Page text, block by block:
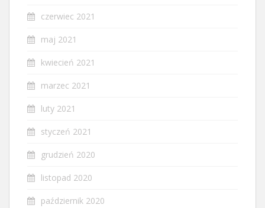
czerwiec 2021
maj 2021
kwiecień 2021
marzec 2021
luty 2021
styczeń 2021
grudzień 2020
listopad 2020
październik 2020